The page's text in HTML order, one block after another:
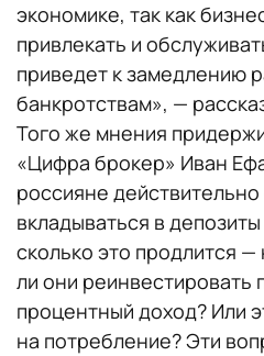
экономике, так как
привлекать и
приведет к замедлению
банкротствам», —
Того же мнения
«Цифра брокер» Иван
россияне
вкладываться в
сколько это продлится
ли они реинвестировать
процентный доход? Или
на потребление? Эти